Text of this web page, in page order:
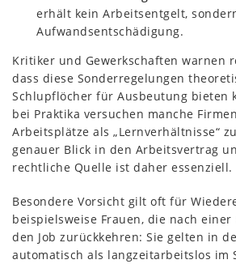
erhält kein Arbeitsentgelt,
Aufwandsentschädigung.
Kritiker und Gewerkschaften warnen
dass diese Sonderregelungen
Schlupflöcher für Ausbeutung bieten
bei Praktika versuchen manche
Arbeitsplätze als „Lernverhältnisse“
genauer Blick in den Arbeitsvertrag
rechtliche Quelle ist daher essenziell.
Besondere Vorsicht gilt oft für
beispielsweise Frauen, die nach
den Job zurückkehren: Sie gelten in
automatisch als langzeitarbeitslos im